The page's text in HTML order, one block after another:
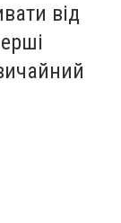
від